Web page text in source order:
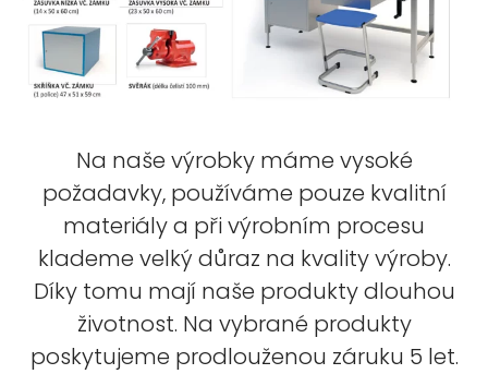
Na naše výrobky máme vysoké
požadavky, používáme pouze kvalitní
materiály a při výrobním procesu
klademe velký důraz na kvality výroby.
Díky tomu mají naše produkty dlouhou
životnost. Na vybrané produkty
poskytujeme prodlouženou záruku 5 let.